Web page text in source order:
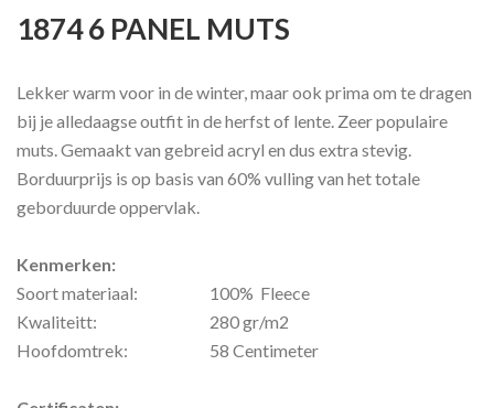
1874 6 PANEL MUTS
Lekker warm voor in de winter, maar ook prima om te dragen
bij je alledaagse outfit in de herfst of lente. Zeer populaire
muts. Gemaakt van gebreid acryl en dus extra stevig.
Borduurprijs is op basis van 60% vulling van het totale
geborduurde oppervlak.
Kenmerken:
Soort materiaal:
100% Fleece
Kwaliteitt:
280 gr/m2
Hoofdomtrek:
58 Centimeter